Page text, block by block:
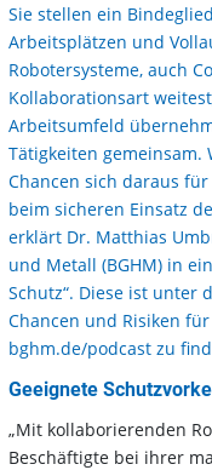
Sie stellen ein
Arbeitsplätzen und
Robotersysteme, auch
Kollaborationsart
Arbeitsumfeld
Tätigkeiten gemeinsam.
Chancen sich daraus
beim sicheren Einsatz
erklärt Dr. Matthias
und Metall (BGHM) in
Schutz“. Diese ist unter
Chancen und Risiken
bghm.de/podcast zu
Geeignete
„Mit kollaborierenden
Beschäftigte bei ihrer